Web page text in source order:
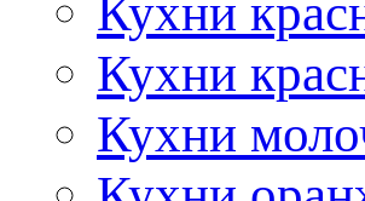
Кухни
Кухни
Кухни